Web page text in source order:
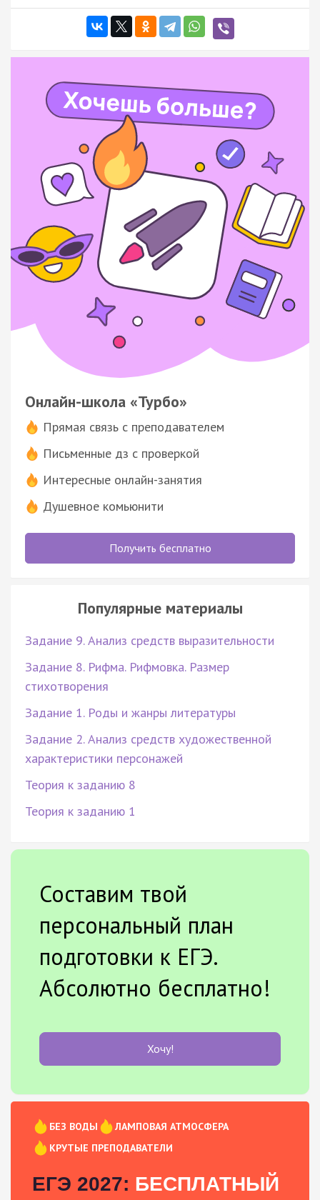
Онлайн-школа «Турбо»
Прямая связь с преподавателем
Письменные дз с проверкой
Интересные онлайн-занятия
Душевное комьюнити
Получить бесплатно
Популярные материалы
Задание 9. Анализ средств выразительности
Задание 8. Рифма. Рифмовка. Размер
стихотворения
Задание 1. Роды и жанры литературы
Задание 2. Анализ средств художественной
характеристики персонажей
Теория к заданию 8
Теория к заданию 1
Составим твой
персональный план
подготовки к ЕГЭ.
Абсолютно бесплатно!
Хочу!
БЕЗ ВОДЫ
ЛАМПОВАЯ АТМОСФЕРА
КРУТЫЕ ПРЕПОДАВАТЕЛИ
ЕГЭ 2027: БЕСПЛАТНЫЙ